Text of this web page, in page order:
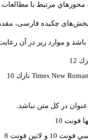
محورهاي مرتبط با
بخش‌های چکیده فارسی،
باشد و موارد زير در آن
12
Times New Roman نازك 10
در كل متن نباشد.
فونت 10
لاتين فونت 8